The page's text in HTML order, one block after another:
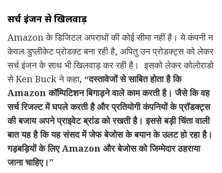
सर्च इंजन से खिलवाड़
Amazon के डिजिटल अपराधों की कोई सीमा नहीं है। ये कंपनी न
केवल डुप्लीकेट प्रोडक्ट बना रही है, अपितु उन प्रोडक्ट्स को लेकर
सर्च इंजन के साथ भी खिलवाड़ कर रही है। इसको लेकर कोलोराडो
से Ken Buck ने कहा, “दस्तावेजों से साबित होता है कि
Amazon कॉम्पिटिशन बिगाड़ने वाले काम करती है। जैसे कि वह
सर्च रिजल्ट में घपले करती है और प्रतियोगी कंपनियों के प्रॉडक्ट्स
की बजाय अपने प्राइवेट ब्रांड को रखती है। इससे बड़ी चिंता वाली
बात यह है कि यह संसद में जेफ बेजोस के बयान के उलट हो रहा है।
गड़बड़ियों के लिए Amazon और बेजोस को जिम्मेदार ठहराया
जाना चाहिए।”